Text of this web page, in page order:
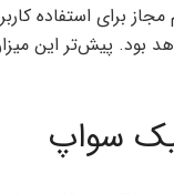
برای استفاده
سواپ